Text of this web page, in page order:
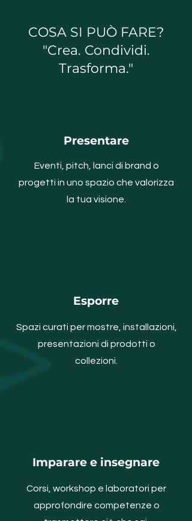
COSA SI PUÒ FARE?
"Crea. Condividi.
Trasforma."
Presentare
Eventi, pitch, lanci di brand o
progetti in uno spazio che valorizza
la tua visione.
Esporre
Spazi curati per mostre, installazioni,
presentazioni di prodotti o
collezioni.
Imparare e insegnare
Corsi, workshop e laboratori per
approfondire competenze o